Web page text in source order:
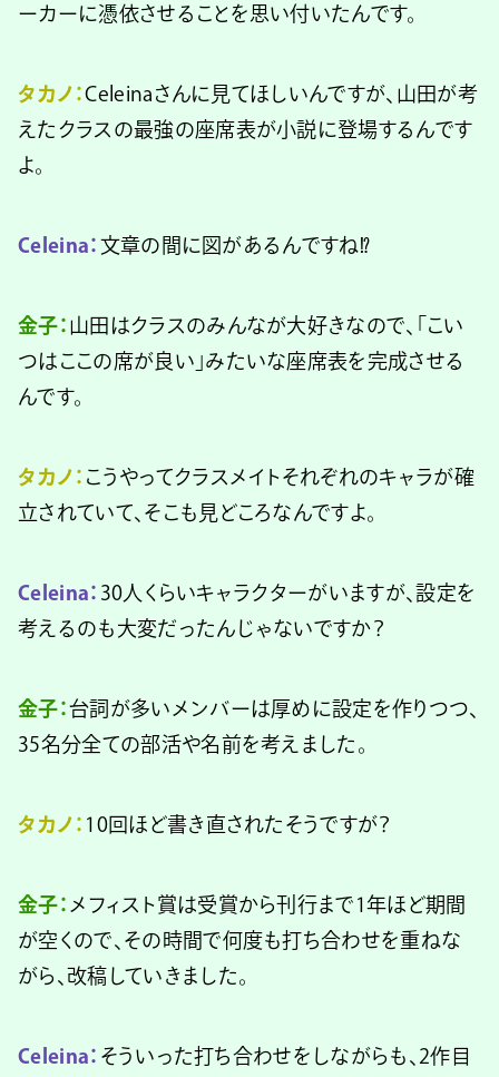
ーカーに憑依させることを思い付いたんです。
タカノ：Celeinaさんに見てほしいんですが、山田が考
えたクラスの最強の座席表が小説に登場するんです
よ。
Celeina： 文章の間に図があるんですね⁉
金子： 山田はクラスのみんなが大好きなので、「こい
つはここの席が良い」みたいな座席表を完成させる
んです。
タカノ： こうやってクラスメイトそれぞれのキャラが確
立されていて、そこも見どころなんですよ。
Celeina： 30人くらいキャラクターがいますが、設定を
考えるのも大変だったんじゃないですか？
金子：台詞が多いメンバーは厚めに設定を作りつつ、
35名分全ての部活や名前を考えました。
タカノ： 10回ほど書き直されたそうですが？
金子： メフィスト賞は受賞から刊行まで1年ほど期間
が空くので、その時間で何度も打ち合わせを重ねな
がら、改稿していきました。
Celeina： そういった打ち合わせをしながらも、2作目